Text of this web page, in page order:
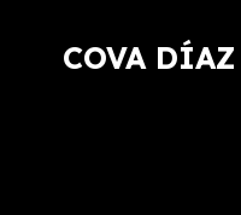
COVA DÍAZ